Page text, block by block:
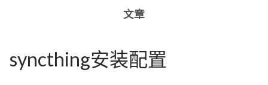
文章
syncthing安装配置